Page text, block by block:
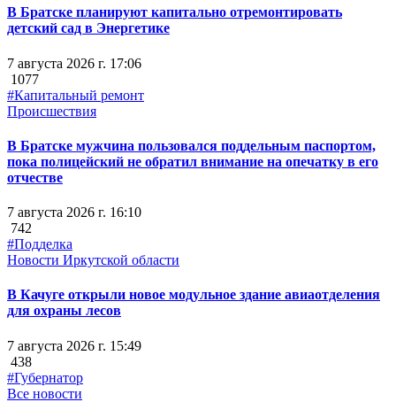
В Братске планируют капитально отремонтировать
детский сад в Энергетике
7 августа 2026 г. 17:06
1077
#Капитальный ремонт
Происшествия
В Братске мужчина пользовался поддельным паспортом,
пока полицейский не обратил внимание на опечатку в его
отчестве
7 августа 2026 г. 16:10
742
#Подделка
Новости Иркутской области
В Качуге открыли новое модульное здание авиаотделения
для охраны лесов
7 августа 2026 г. 15:49
438
#Губернатор
Все новости